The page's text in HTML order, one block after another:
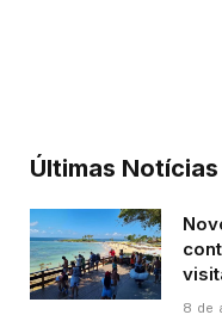
Últimas Notícias
8 de